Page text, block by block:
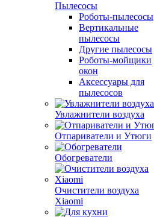
Пылесосы
Роботы-пылесосы
Вертикальные
пылесосы
Другие пылесосы
Роботы-мойщики
окон
Аксессуары для
пылесосов
Увлажнители воздуха
Отпариватели и Утюги
Обогреватели
Очистители воздуха
Xiaomi